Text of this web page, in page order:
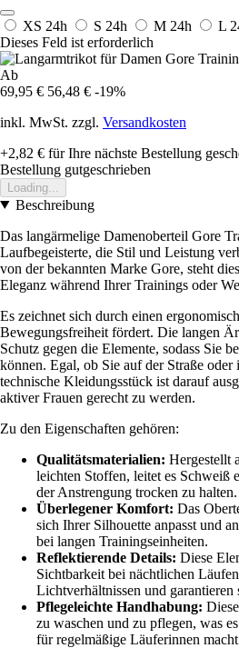
XS 24h S 24h M 24h L
Dieses Feld ist erforderlich
Ab
69,95 € 56,48 € -19%
inkl. MwSt. zzgl. Versandkosten
+2,82 € für Ihre nächste Bestellung
Bestellung gutgeschrieben
Loading...
Beschreibung
Das langärmelige Damenoberteil Gore
Laufbegeisterte, die Stil und Leistung
von der bekannten Marke Gore, steht
Eleganz während Ihrer Trainings oder
Es zeichnet sich durch einen
Bewegungsfreiheit fördert. Die langen
Schutz gegen die Elemente, sodass Sie
können. Egal, ob Sie auf der Straße oder
technische Kleidungsstück ist darauf
aktiver Frauen gerecht zu werden.
Zu den Eigenschaften gehören:
Qualitätsmaterialien: Hergestellt
leichten Stoffen, leitet es Schweiß
der Anstrengung trocken zu halten.
Überlegener Komfort: Das
sich Ihrer Silhouette anpasst und
bei langen Trainingseinheiten.
Reflektierende Details: Diese
Sichtbarkeit bei nächtlichen
Lichtverhältnissen und garantieren
Pflegeleichte Handhabung:
zu waschen und zu pflegen, was
für regelmäßige Läuferinnen